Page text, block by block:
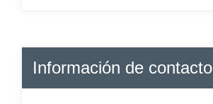
Información de contacto